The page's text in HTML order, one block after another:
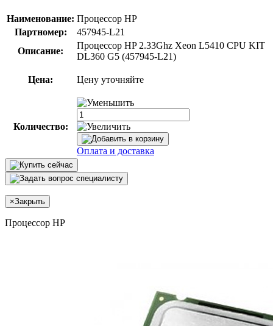
Наименование: Процессор HP
Партномер:
457945-L21
Описание:
Процессор HP 2.33Ghz Xeon L5410 CPU KIT
DL360 G5 (457945-L21)
Цена: Цену уточняйте
Количество:
Оплата и доставка
×Закрыть
Процессор HP